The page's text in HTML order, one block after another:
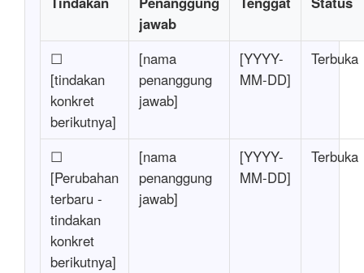
jawab
☐
[tindakan
konkret
berikutnya]
[nama
penanggung
jawab]
[YYYY-
MM-DD]
Terbuka
☐
[Perubahan
terbaru -
tindakan
konkret
berikutnya]
[nama
penanggung
jawab]
[YYYY-
MM-DD]
Terbuka